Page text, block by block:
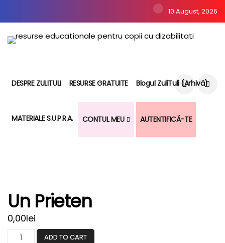
10 August, 2026
DESPRE ZULITULI RESURSE GRATUITE Blogul ZuliTuli (arhivă)
MATERIALE S.U.P.R.A. CONTUL MEU AUTENTIFICĂ-TE
Un Prieten
0,00lei
ADD TO CART